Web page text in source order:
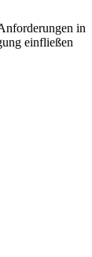
in
einfließen